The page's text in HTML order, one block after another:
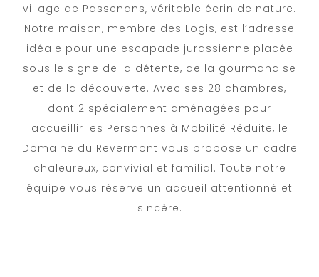
village de Passenans, véritable écrin de nature.
Notre maison, membre des Logis, est l’adresse
idéale pour une escapade jurassienne placée
sous le signe de la détente, de la gourmandise
et de la découverte. Avec ses 28 chambres,
dont 2 spécialement aménagées pour
accueillir les Personnes à Mobilité Réduite, le
Domaine du Revermont vous propose un cadre
chaleureux, convivial et familial. Toute notre
équipe vous réserve un accueil attentionné et
sincère.